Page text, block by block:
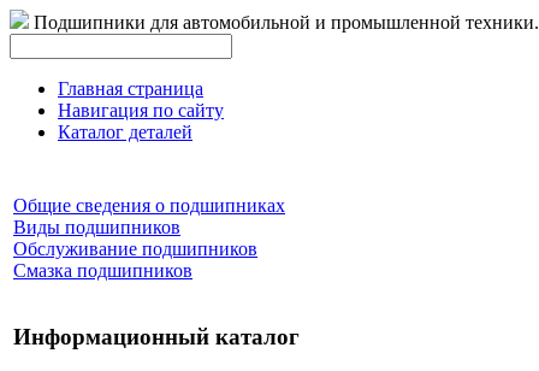
Подшипники для автомобильной и промышленной техники.
Главная страница
Навигация по сайту
Каталог деталей
Общие сведения о подшипниках
Виды подшипников
Обслуживание подшипников
Смазка подшипников
Информационный каталог